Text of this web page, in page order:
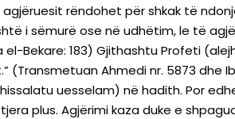
agjëruesit rëndohet për shkak të
i sëmurë ose në udhëtim, le të
el-Bekare: 183) Gjithashtu Profeti
(Transmetuan Ahmedi nr. 5873 dhe
uesselam) në hadith. Por
plus. Agjërimi kaza duke e